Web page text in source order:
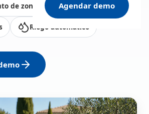
Agendar demo
de zonas verdes
Riego automático